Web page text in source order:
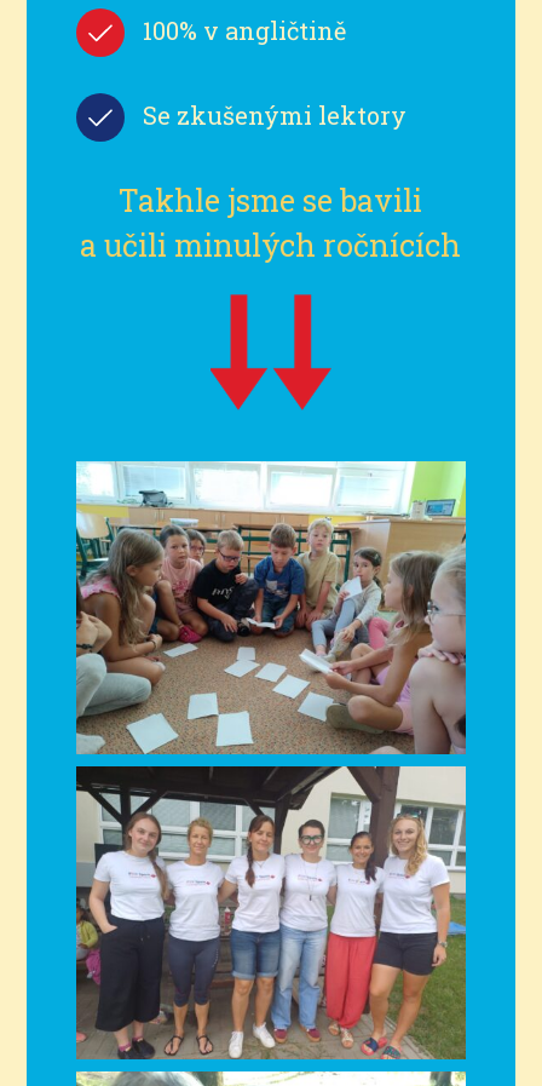
100% v angličtině
Se zkušenými lektory
Takhle jsme se bavili
a učili minulých ročnících